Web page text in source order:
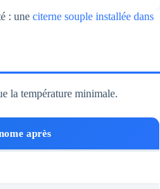
: une citerne souple installée dans
la température minimale.
après